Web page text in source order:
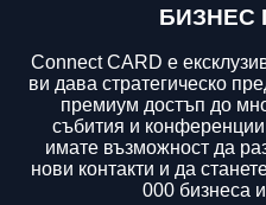
БИЗНЕС
Connect CARD е
ви дава стратегическо
премиум достъп до
събития и
имате възможност да
нови контакти и да
000 бизнеса